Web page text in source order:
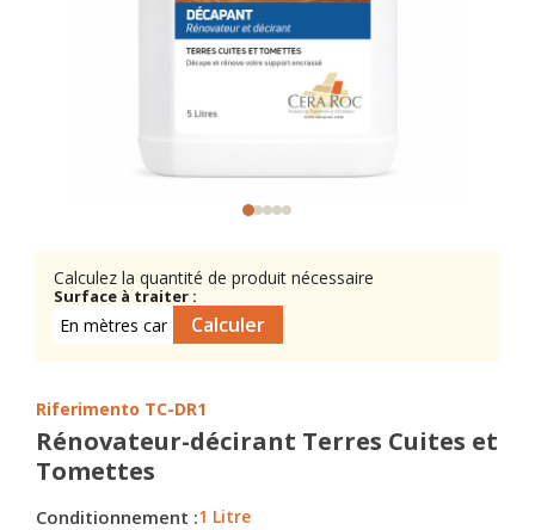
Calculez la quantité de produit nécessaire
Surface à traiter :
Rénovateur-décirant Terres Cuites et
Tomettes
Riferimento TC-DR1
Conditionnement :1 Litre